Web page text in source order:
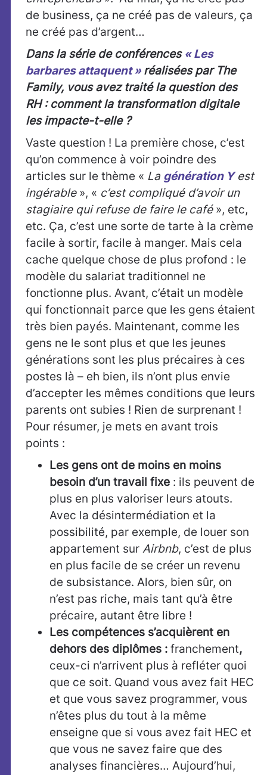
de business, ça ne créé pas de valeurs, ça
ne créé pas d’argent…
Dans la série de conférences « Les
barbares attaquent » réalisées par The
Family, vous avez traité la question des
RH : comment la transformation digitale
les impacte-t-elle ?
Vaste question ! La première chose, c’est
qu’on commence à voir poindre des
articles sur le thème « La génération Yest
ingérable», « c’est compliqué d’avoir un
stagiaire qui refuse de faire le café», etc,
etc. Ça, c’est une sorte de tarte à la crème
facile à sortir, facile à manger. Mais cela
cache quelque chose de plus profond : le
modèle du salariat traditionnel ne
fonctionne plus. Avant, c’était un modèle
qui fonctionnait parce que les gens étaient
très bien payés. Maintenant, comme les
gens ne le sont plus et que les jeunes
générations sont les plus précaires à ces
postes là – eh bien, ils n’ont plus envie
d’accepter les mêmes conditions que leurs
parents ont subies ! Rien de surprenant !
Pour résumer, je mets en avant trois
points :
Les gens ont de moins en moins
besoin d’un travail fixe : ils peuvent de
plus en plus valoriser leurs atouts.
Avec la désintermédiation et la
possibilité, par exemple, de louer son
appartement sur Airbnb, c’est de plus
en plus facile de se créer un revenu
de subsistance. Alors, bien sûr, on
n’est pas riche, mais tant qu’à être
précaire, autant être libre !
Les compétences s’acquièrent en
dehors des diplômes : franchement,
ceux-ci n’arrivent plus à refléter quoi
que ce soit. Quand vous avez fait HEC
et que vous savez programmer, vous
n’êtes plus du tout à la même
enseigne que si vous avez fait HEC et
que vous ne savez faire que des
analyses financières… Aujourd’hui,